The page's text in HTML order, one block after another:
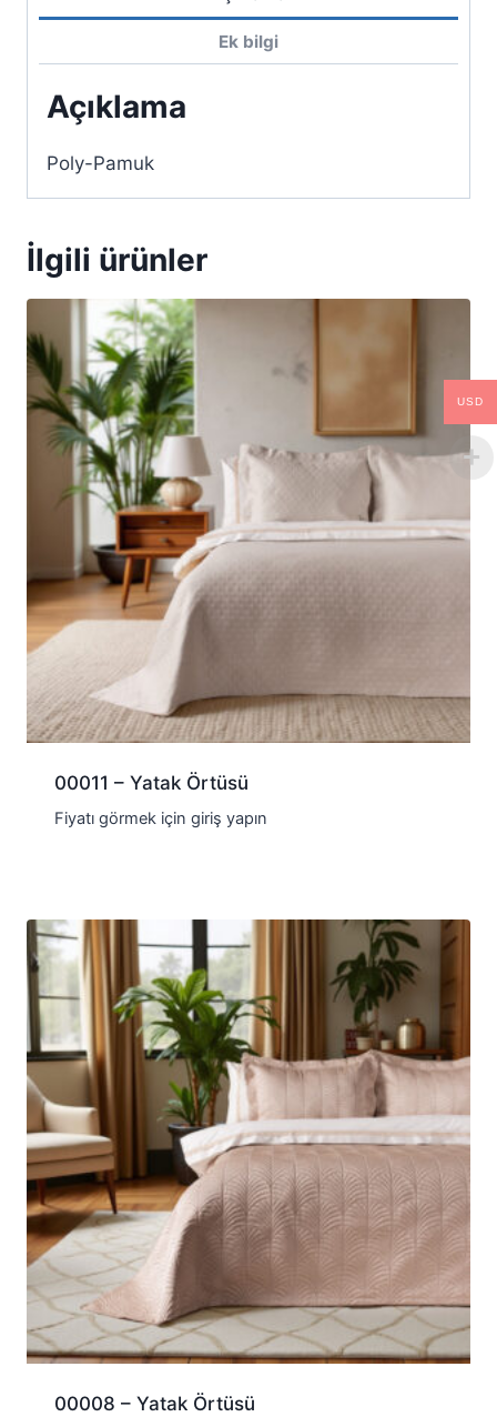
Ek bilgi
Açıklama
Poly-Pamuk
İlgili ürünler
00011 – Yatak Örtüsü
Fiyatı görmek için giriş yapın
00008 – Yatak Örtüsü
USD